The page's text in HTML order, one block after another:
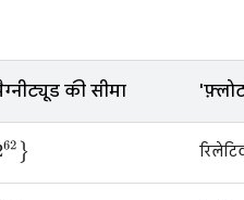
की सीमा
}